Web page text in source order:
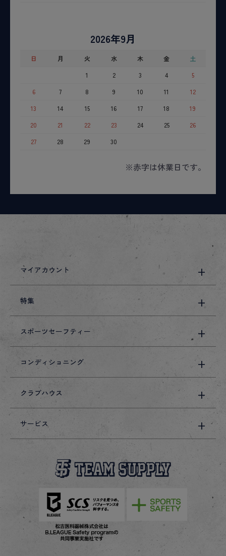
2026年9月
日 月 火 水 木 金
土
1
2 3 4
5
6
7 8 9 10 11
12
13
14 15 16 17 18
19
20
21 22 23 24 25
26
27
28 29 30
※赤字は休業日です。
マイアカウント
特集
スポーツセーフティー
コンディショニング
クラブハウス
サービス